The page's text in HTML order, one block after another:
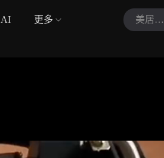
AI 更多 美居研习社